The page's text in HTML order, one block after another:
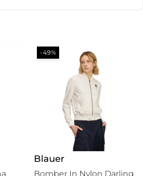
-49%
Blauer
Bomber In Nylon Darling